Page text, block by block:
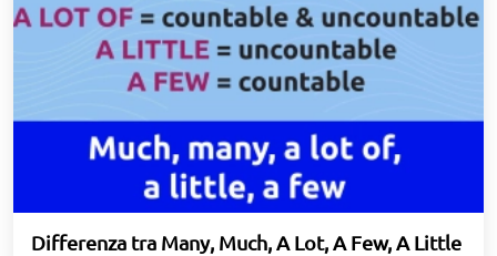
Differenza tra Many, Much, A Lot, A Few, A Little